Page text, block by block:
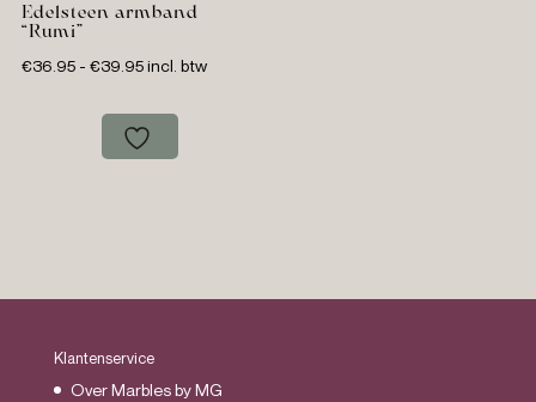
Edelsteen armband
“Rumi”
€36.95 - €39.95Prijsklasse:
tot
€39.95
incl. btw
Klantenservice
Over Marbles by MG